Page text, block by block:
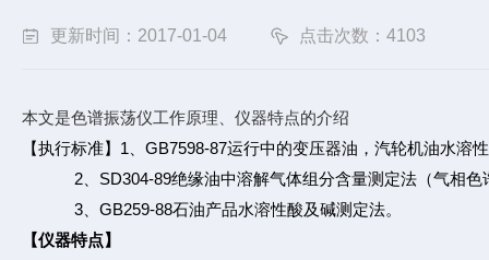
更新时间：2017-01-04 点击次数：4103
本文是色谱振荡仪工作原理、仪器特点的介绍
【执行标准】 1、GB7598-87运行中的变压器油，汽轮机油水溶
2、SD304-89绝缘油中溶解气体组分含量测定法（气相色
3、GB259-88石油产品水溶性酸及碱测定法。
【仪器特点】